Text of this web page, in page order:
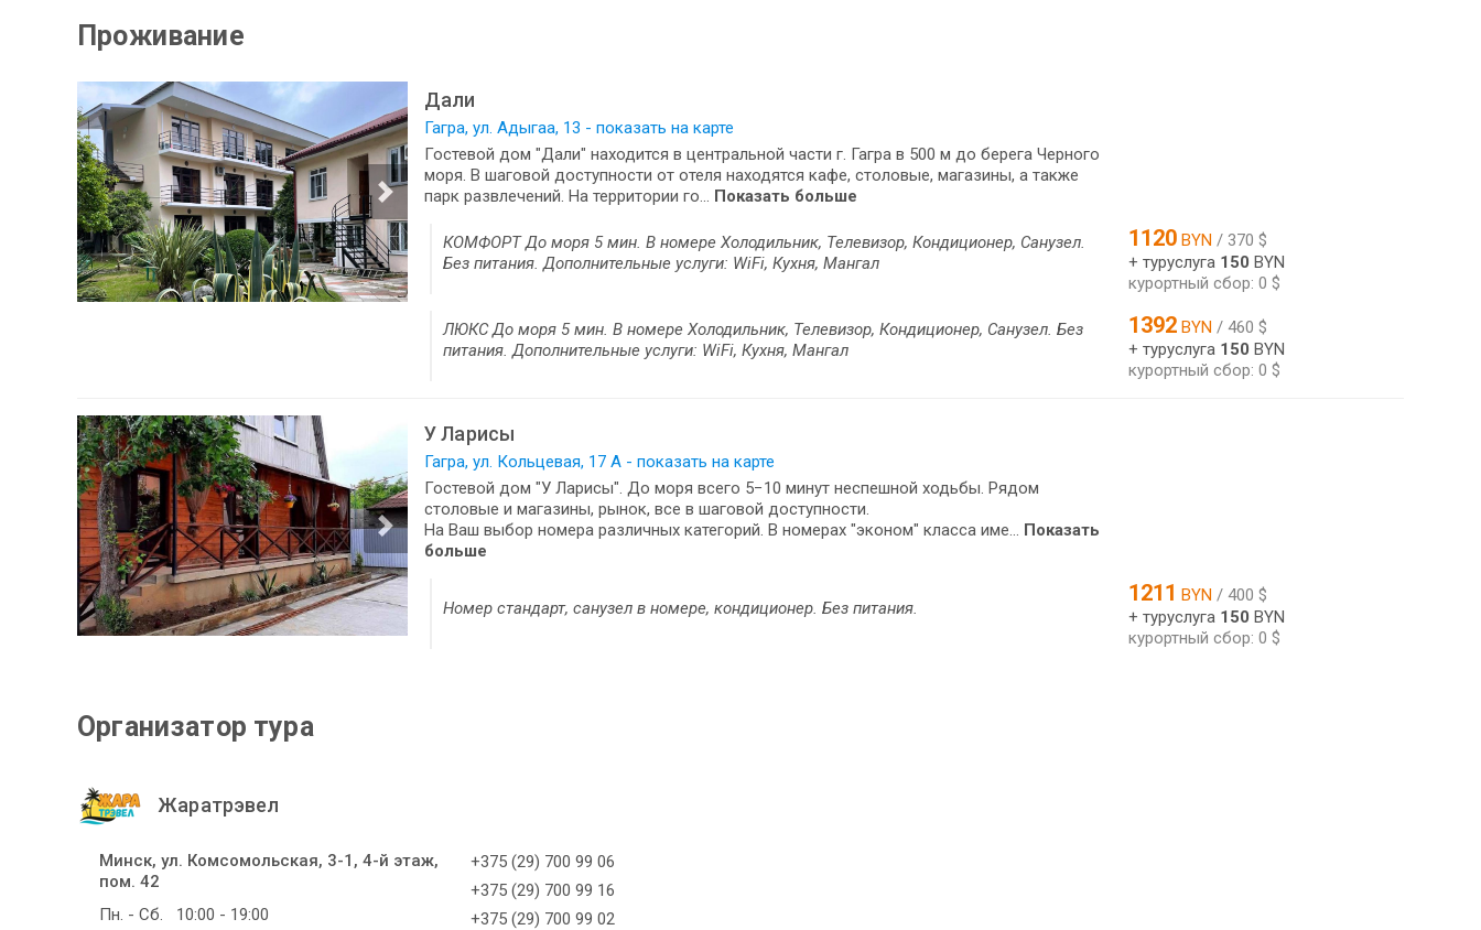
Проживание
Дали
Гагра, ул. Адыгаа, 13 - показать на карте
Гостевой дом "Дали" находится в центральной части г. Гагра в 500 м до берега Черного
моря. В шаговой доступности от отеля находятся кафе, столовые, магазины, а также
парк развлечений. На территории го... Показать больше
КОМФОРТ До моря 5 мин. В номере Холодильник, Телевизор, Кондиционер, Санузел.
Без питания. Дополнительные услуги: WiFi, Кухня, Мангал
1120 BYN / 370 $
+ туруслуга 150 BYN
курортный сбор: 0 $
ЛЮКС До моря 5 мин. В номере Холодильник, Телевизор, Кондиционер, Санузел. Без
питания. Дополнительные услуги: WiFi, Кухня, Мангал
1392 BYN / 460 $
+ туруслуга 150 BYN
курортный сбор: 0 $
У Ларисы
Гагра, ул. Кольцевая, 17 А - показать на карте
Гостевой дом "У Ларисы". До моря всего 5−10 минут неспешной ходьбы. Рядом
столовые и магазины, рынок, все в шаговой доступности.
На Ваш выбор номера различных категорий. В номерах "эконом" класса име... Показать
больше
Номер стандарт, санузел в номере, кондиционер. Без питания.
1211 BYN / 400 $
+ туруслуга 150 BYN
курортный сбор: 0 $
Организатор тура
Жаратрэвел
Минск, ул. Комсомольская, 3-1, 4-й этаж,
пом. 42
Пн. - Сб.
10:00 - 19:00
+375 (29) 700 99 06
+375 (29) 700 99 16
+375 (29) 700 99 02